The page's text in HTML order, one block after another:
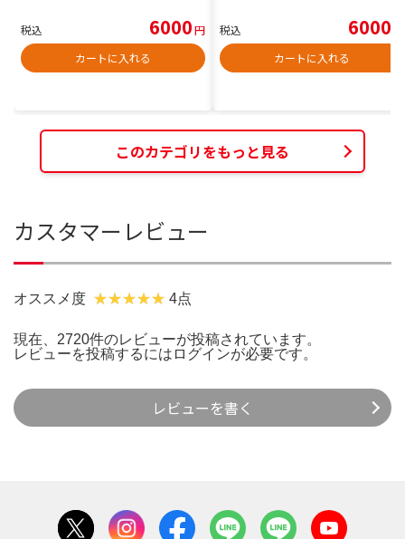
税込 6000円
カートに入れる
税込 6000
カートに入れる
このカテゴリをもっと見る
カスタマーレビュー
オススメ度 4点
現在、2720件のレビューが投稿されています。
レビューを投稿するには ログインが必要です。
レビューを書く